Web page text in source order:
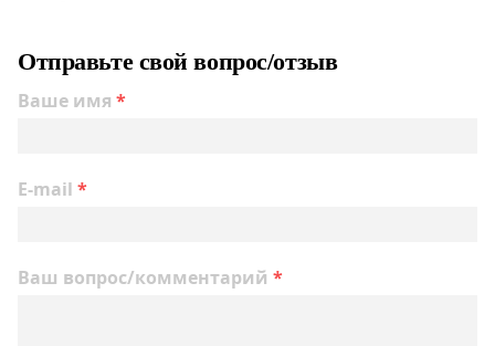
Отправьте свой вопрос/отзыв
Ваше имя *
E-mail *
Ваш вопрос/комментарий *